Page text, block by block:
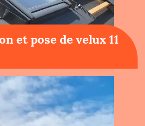
et pose de velux 11